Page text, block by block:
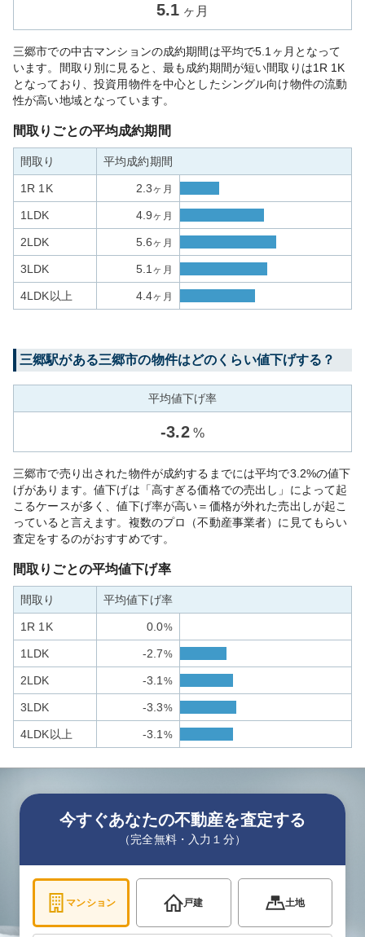
5.1 ヶ月
三郷市での中古マンションの成約期間は平均で5.1ヶ月となって
います。間取り別に見ると、最も成約期間が短い間取りは1R 1K
となっており、投資用物件を中心としたシングル向け物件の流動
性が高い地域となっています。
間取りごとの平均成約期間
間取り 平均成約期間
1R 1K 2.3ヶ月
1LDK 4.9ヶ月
2LDK 5.6ヶ月
3LDK 5.1 ヶ月
4LDK以上 4.4ヶ月
三郷駅がある三郷市の物件はどのくらい値下げする？
平均値下げ率
-3.2 %
三郷市で売り出された物件が成約するまでには平均で3.2%の値下
げがあります。値下げは「高すぎる価格での売出し」によって起
こるケースが多く、値下げ率が高い＝価格が外れた売出しが起こ
っていると言えます。複数のプロ（不動産事業者）に見てもらい
査定をするのがおすすめです。
間取りごとの平均値下げ率
間取り 平均値下げ率
1R 1K 0.0%
1LDK -2.7%
2LDK -3.1 %
3LDK -3.3%
4LDK以上 -3.1 %
今すぐあなたの不動産を査定する
（完全無料・入力１分）
マンション 戸建 土地